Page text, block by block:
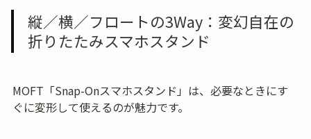
縦／横／フロートの3Way：変幻自在の
折りたたみスマホスタンド
MOFT「Snap-Onスマホスタンド」は、必要なときにす
ぐに変形して使えるのが魅力です。